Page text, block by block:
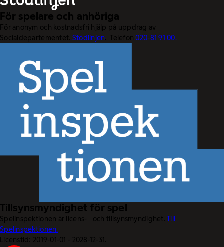
För spelare och anhöriga
För anonym och kostnadsfri hjälp på uppdrag av
Socialdepartementet. Stödlinjen. Telefon020-81 91 00.
Tillsynsmyndighet för spel
Spelinspektionen är licens- och tillsynsmyndighet.Till
Spelinspektionen.
Licenstid: 2019-01-01 - 2028-12-31.